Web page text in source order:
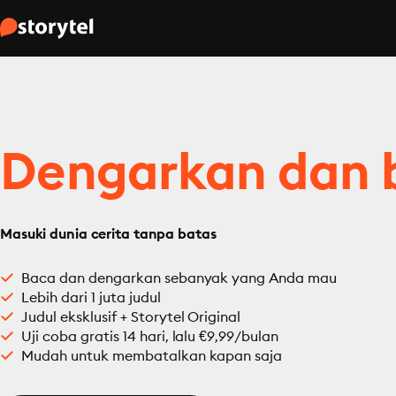
Dengarkan dan
Masuki dunia cerita tanpa batas
Baca dan dengarkan sebanyak yang Anda mau
Lebih dari 1 juta judul
Judul eksklusif + Storytel Original
Uji coba gratis 14 hari, lalu €9,99/bulan
Mudah untuk membatalkan kapan saja